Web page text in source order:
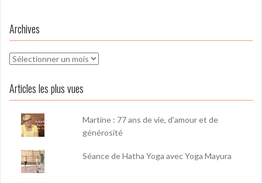
Archives
Archives
Articles les plus vues
Martine : 77 ans de vie, d'amour et de
générosité
Séance de Hatha Yoga avec Yoga Mayura